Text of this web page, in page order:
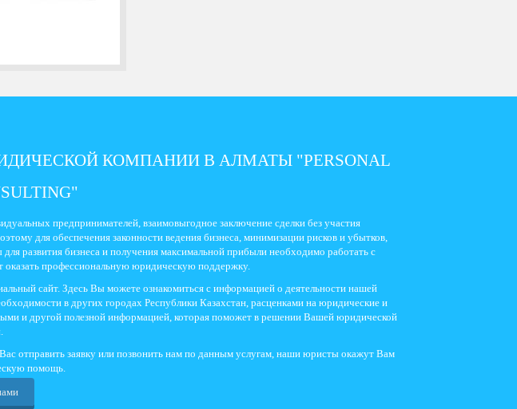
КОМПАНИИ В АЛМАТЫ "PERSONAL
предпринимателей, взаимовыгодное заключение сделки без участия
для обеспечения законности ведения бизнеса, минимизации рисков и убытков,
развития бизнеса и получения максимальной прибыли необходимо работать с
профессиональную юридическую поддержку.
сайт. Здесь Вы можете ознакомиться с информацией о деятельности нашей
в других городах Республики Казахстан, расценками на юридические и
и другой полезной информацией, которая поможет в решении Вашей юридической
отправить заявку или позвонить нам по данным услугам, наши юристы окажут Вам
помощь.